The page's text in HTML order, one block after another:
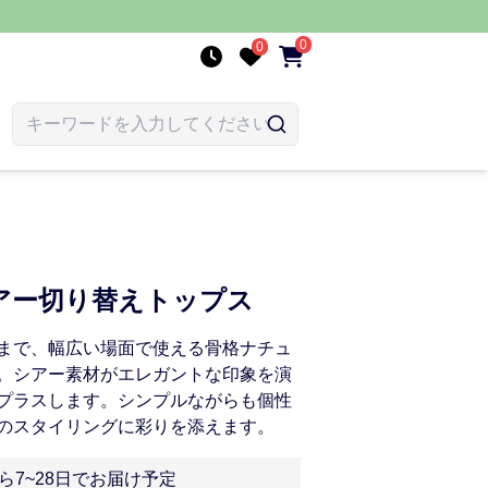
0 0
切り替えトップス
で、幅広い場面で使える骨格ナチュ
シアー素材がエレガントな印象を演
ラスします。シンプルながらも個性
タイリングに彩りを添えます。
7~28日でお届け予定